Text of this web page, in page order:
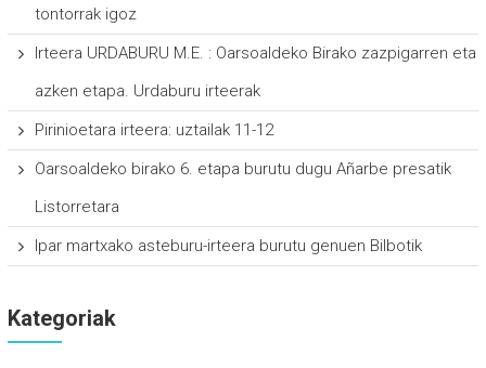
tontorrak igoz
Irteera URDABURU M.E. : Oarsoaldeko Birako zazpigarren eta
azken etapa. Urdaburu irteerak
Pirinioetara irteera: uztailak 11-12
Oarsoaldeko birako 6. etapa burutu dugu Añarbe presatik
Listorretara
Ipar martxako asteburu-irteera burutu genuen Bilbotik
Kategoriak